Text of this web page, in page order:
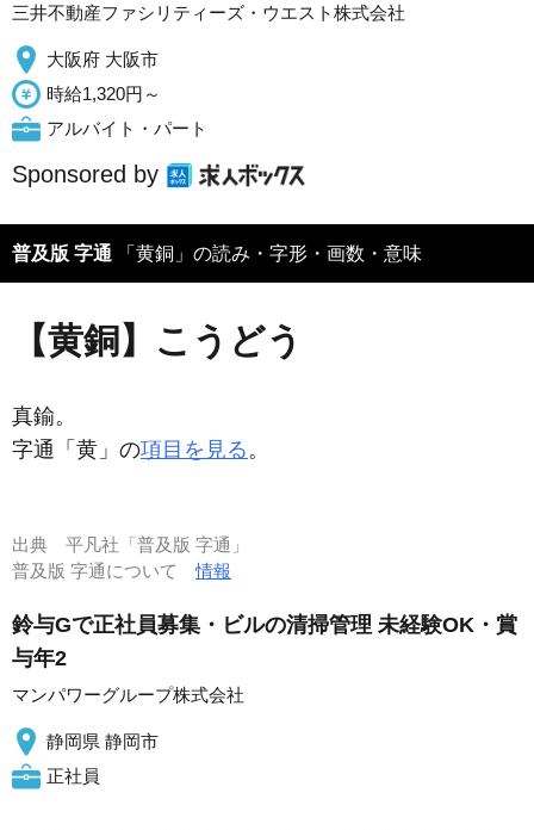
三井不動産ファシリティーズ・ウエスト株式会社
大阪府 大阪市
時給1,320円～
アルバイト・パート
Sponsored by
普及版 字通 「黄銅」の読み・字形・画数・意味
【黄銅】こうどう
真鍮。
字通「黄」の項目を見る。
出典 平凡社「普及版 字通」
普及版 字通について情報
鈴与Gで正社員募集・ビルの清掃管理 未経験OK・賞
与年2
マンパワーグループ株式会社
静岡県 静岡市
正社員